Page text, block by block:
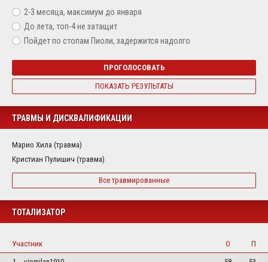
2-3 месяца, максимум до января
До лета, топ-4 не затащит
Пойдет по стопам Пиоли, задержится надолго
ПРОГОЛОСОВАТЬ
ПОКАЗАТЬ РЕЗУЛЬТАТЫ
ТРАВМЫ И ДИСКВАЛИФИКАЦИИ
Марио Хила (травма)
Кристиан Пулишич (травма)
Все травмированные
ТОТАЛИЗАТОР
Участник О
П